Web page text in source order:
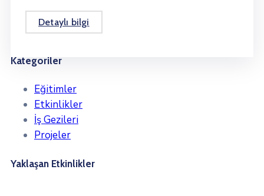
Detaylı bilgi
Kategoriler
Eğitimler
Etkinlikler
İş Gezileri
Projeler
Yaklaşan Etkinlikler